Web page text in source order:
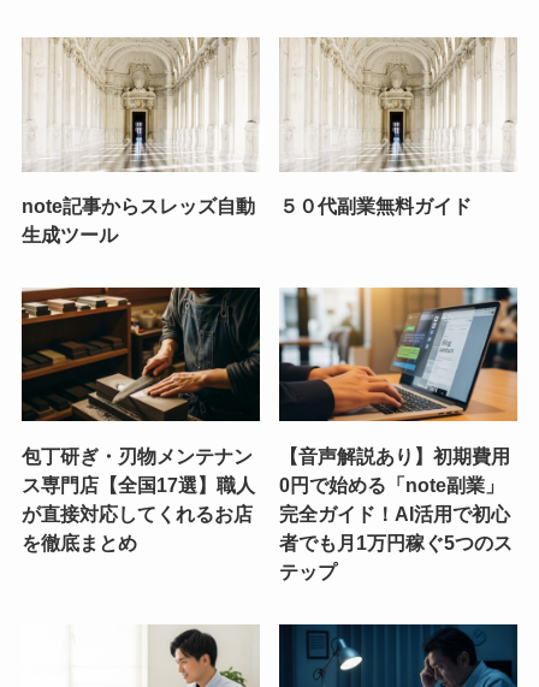
note記事からスレッズ自動
生成ツール
５０代副業無料ガイド
包丁研ぎ・刃物メンテナン
ス専門店【全国17選】職人
が直接対応してくれるお店
を徹底まとめ
【音声解説あり】初期費用
0円で始める「note副業」
完全ガイド！AI活用で初心
者でも月1万円稼ぐ5つのス
テップ